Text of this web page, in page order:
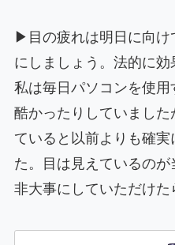
▶目の疲れは明日に向け
にしましょう。法的に効
私は毎日パソコンを使
酷かったりしていまし
ていると以前よりも確
た。目は見えているの
非大事にしていただけた